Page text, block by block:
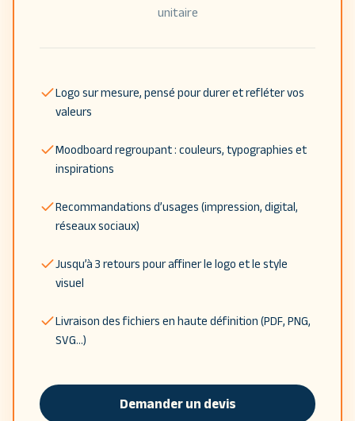
unitaire
Logo sur mesure, pensé pour durer et refléter vos
valeurs
Moodboard regroupant : couleurs, typographies et
inspirations
Recommandations d’usages (impression, digital,
réseaux sociaux)
Jusqu’à 3 retours pour affiner le logo et le style
visuel
Livraison des fichiers en haute définition (PDF, PNG,
SVG…)
Demander un devis